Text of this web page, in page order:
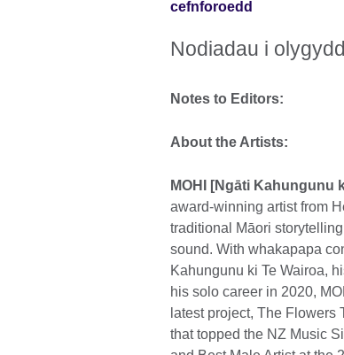
cefnforoedd
Nodiadau i
Notes to Editors:
About the Artists:
MOHI [Ngāti Kahungunu
award-winning artist from
traditional Māori
sound. With whakapapa
Kahungunu ki Te Wairoa,
his solo career in 2020,
latest project, The Flowers
that topped the NZ Music